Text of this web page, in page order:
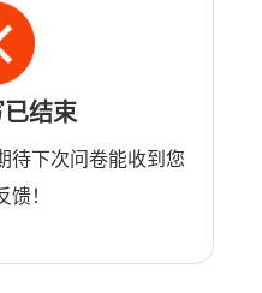
结束
待下次问卷能收到您
馈！